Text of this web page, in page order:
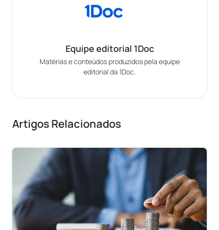
Equipe editorial 1Doc
Matérias e conteúdos produzidos pela equipe
editorial da 1Doc.
Artigos Relacionados